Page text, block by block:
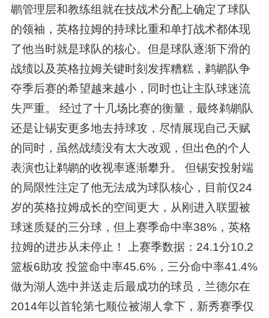
鹕管理层和教练组就在技战术分配上确定了球队
的领袖，英格拉姆的持球比重和单打战术都体现
了他当时就是球队的核心。但是球队逐渐下滑的
战绩以及英格拉姆关键时刻发挥糟糕，鹈鹕队争
夺季后赛的希望越来越小，同时也让主队球迷流
失严重。 经过了十几场比赛的衡量，最终鹈鹕队
还是让锡安更多地去持球攻，尽情展现自己天赋
的同时，虽然战绩没有太大改观，但出色的个人
表演也让鹈鹕的收视率逐渐攀升。 但锡安投射端
的局限性注定了他无法成为球队核心，目前仅24
岁的英格拉姆成长的空间更大，从刚进入联盟被
球迷质疑的三分球，但上赛季命中率38%，英格
拉姆的进步从未停止！ 上赛季数据：24.1分10.2
篮板6助攻 投篮命中率45.6%，三分命中率41.4%
做为湖人选中并送走后最成功的球员，兰德尔在
2014年以首轮第七顺位被湖人拿下，新秀赛季仅